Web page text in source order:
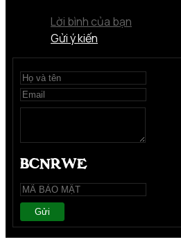
Lời bình của bạn
Gửi ý kiến
Gửi